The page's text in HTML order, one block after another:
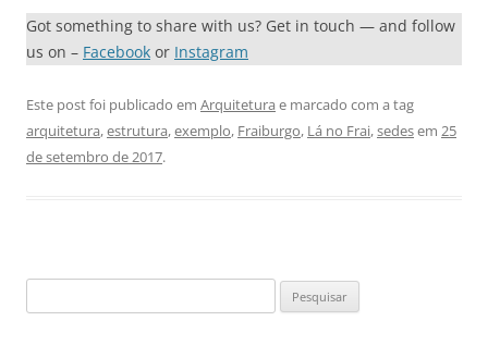
Got something to share with us? Get in touch — and follow
us on – Facebook or Instagram
Este post foi publicado em Arquitetura e marcado com a tag
arquitetura,estrutura,exemplo, Fraiburgo, Lá no Frai,sedesem 25
de setembro de 2017.
por: